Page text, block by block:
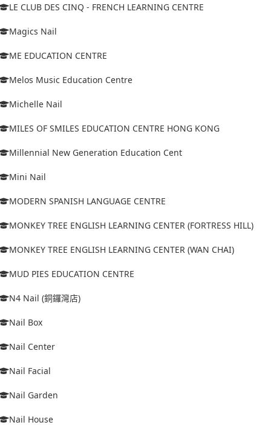
LE CLUB DES CINQ - FRENCH LEARNING CENTRE
Magics Nail
ME EDUCATION CENTRE
Melos Music Education Centre
Michelle Nail
MILES OF SMILES EDUCATION CENTRE HONG KONG
Millennial New Generation Education Cent
Mini Nail
MODERN SPANISH LANGUAGE CENTRE
MONKEY TREE ENGLISH LEARNING CENTER (FORTRESS HILL)
MONKEY TREE ENGLISH LEARNING CENTER (WAN CHAI)
MUD PIES EDUCATION CENTRE
N4 Nail (銅鑼灣店)
Nail Box
Nail Center
Nail Facial
Nail Garden
Nail House